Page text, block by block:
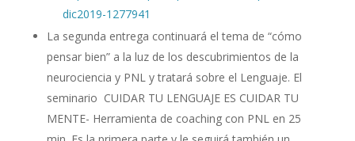
dic2019-1277941
La segunda entrega continuará el tema de “cómo
pensar bien” a la luz de los descubrimientos de la
neurociencia y PNL y tratará sobre el Lenguaje. El
seminario CUIDAR TU LENGUAJE ES CUIDAR TU
MENTE- Herramienta de coaching con PNL en 25